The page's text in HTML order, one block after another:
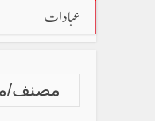
عبادات